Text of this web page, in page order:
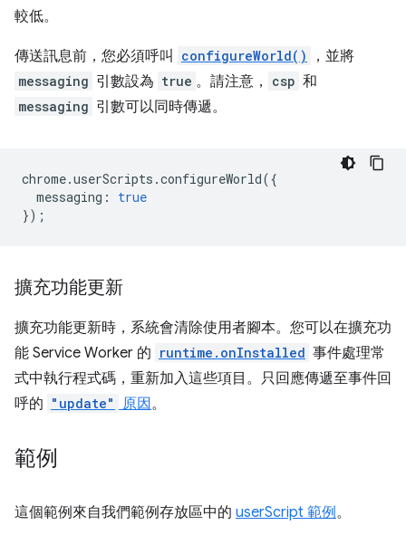
較低。
傳送訊息前，您必須呼叫 configureWorld() ，並將
messaging 引數設為 true 。請注意， csp 和
messaging 引數可以同時傳遞。
chrome.userScripts .configureWorld({
messaging :
true
});
擴充功能更新
擴充功能更新時，系統會清除使用者腳本。您可以在擴充功
能 Service Worker 的 runtime.onInstalled 事件處理常
式中執行程式碼，重新加入這些項目。只回應傳遞至事件回
呼的 "update" 原因 。
範例
這個範例來自我們範例存放區中的 userScript 範例。